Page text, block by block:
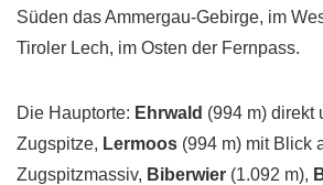
Süden das Ammergau-Gebirge, im
Tiroler Lech, im Osten der Fernpass.
Die Hauptorte: Ehrwald (994 m) direkt
Zugspitze, Lermoos (994 m) mit Blick
Zugspitzmassiv, Biberwier (1.092 m),